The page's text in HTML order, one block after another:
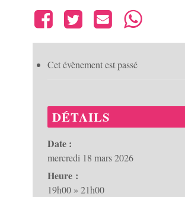
Cet évènement est passé
DÉTAILS
Date :
mercredi 18 mars 2026
Heure :
19h00 » 21h00